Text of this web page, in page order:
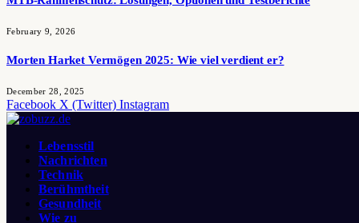
February 9, 2026
Morten Harket Vermögen 2025: Wie viel verdient er?
December 28, 2025
Facebook X (Twitter) Instagram
Lebensstil
Nachrichten
Technik
Berühmtheit
Gesundheit
Wie zu